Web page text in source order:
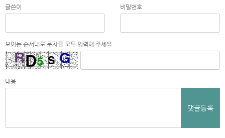
글쓴이 비밀번호
보이는 순서대로 문자를 모두 입력해 주세요
내용
댓글등록